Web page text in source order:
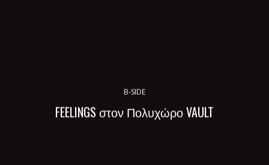
B-SIDE
FEELINGS στον Πολυχώρο VAULT